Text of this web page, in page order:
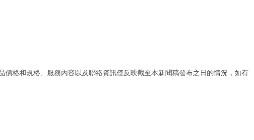
價格和規格、服務內容以及聯絡資訊僅反映截至本新聞稿發布之日的情況，如有